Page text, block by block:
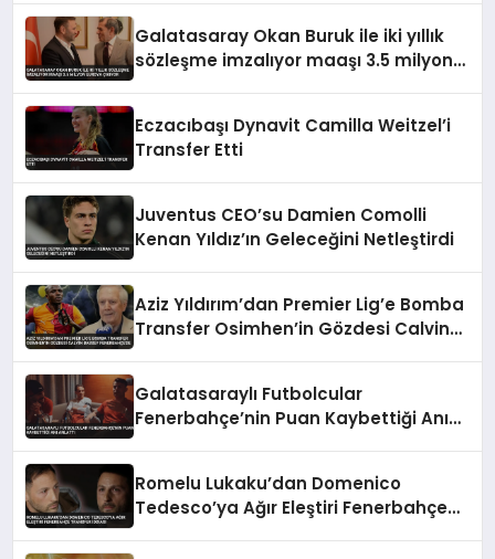
Galatasaray Okan Buruk ile iki yıllık
sözleşme imzalıyor maaşı 3.5 milyon
Eczacıbaşı Dynavit Camilla Weitzel’i
Transfer Etti
Juventus CEO’su Damien Comolli
Kenan Yıldız’ın Geleceğini Netleştirdi
Aziz Yıldırım’dan Premier Lig’e Bomba
Transfer Osimhen’in Gözdesi Calvin
Galatasaraylı Futbolcular
Fenerbahçe’nin Puan Kaybettiği Anı
Romelu Lukaku’dan Domenico
Tedesco’ya Ağır Eleştiri Fenerbahçe